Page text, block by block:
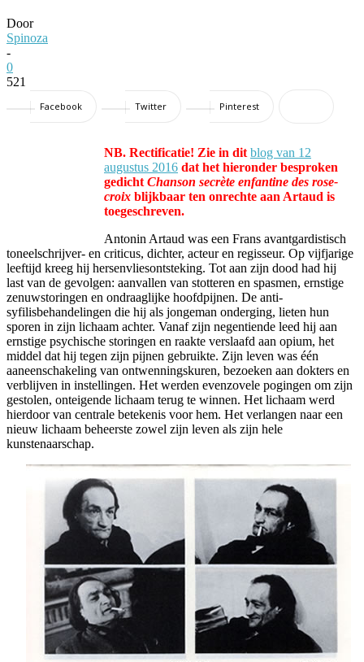
Door
Spinoza
-
0
521
Facebook Twitter Pinterest
NB. Rectificatie! Zie in dit blog van 12
augustus 2016 dat het hieronder besproken
gedicht Chanson secrète enfantine des rose-
croix blijkbaar ten onrechte aan Artaud is
toegeschreven.
Antonin Artaud was een Frans avantgardistisch
toneelschrijver- en criticus, dichter, acteur en regisseur. Op vijfjarige
leeftijd kreeg hij hersenvliesontsteking. Tot aan zijn dood had hij
last van de gevolgen: aanvallen van stotteren en spasmen, ernstige
zenuwstoringen en ondraaglijke hoofdpijnen. De anti-
syfilisbehandelingen die hij als jongeman onderging, lieten hun
sporen in zijn lichaam achter. Vanaf zijn negentiende leed hij aan
ernstige psychische storingen en raakte verslaafd aan opium, het
middel dat hij tegen zijn pijnen gebruikte. Zijn leven was één
aaneenschakeling van ontwenningskuren, bezoeken aan dokters en
verblijven in instellingen. Het werden evenzovele pogingen om zijn
gestolen, onteigende lichaam terug te winnen. Het lichaam werd
hierdoor van centrale betekenis voor hem. Het verlangen naar een
nieuw lichaam beheerste zowel zijn leven als zijn hele
kunstenaarschap.